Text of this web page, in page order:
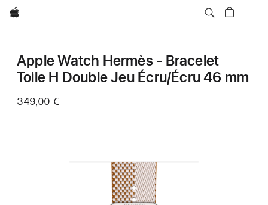
Apple
Apple Watch Hermès - Bracelet
Toile H Double Jeu Écru/Écru 46 mm
349,00 €